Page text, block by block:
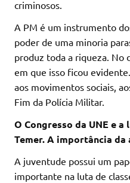
criminosos.
A PM é um instrumento
poder de uma minoria
produz toda a riqueza. No
em que isso ficou
aos movimentos sociais,
Fim da Polícia Militar.
O Congresso da UNE e
Temer. A importância
A juventude possui um
importante na luta de